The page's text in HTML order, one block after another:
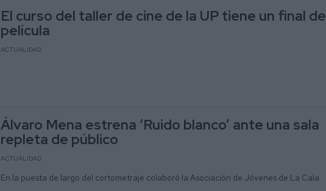
El curso del taller de cine de la UP tiene un final de
película
ACTUALIDAD
Álvaro Mena estrena ‘Ruido blanco’ ante una sala
repleta de público
ACTUALIDAD
En la puesta de largo del cortometraje colaboró la Asociación de Jóvenes de La Cala